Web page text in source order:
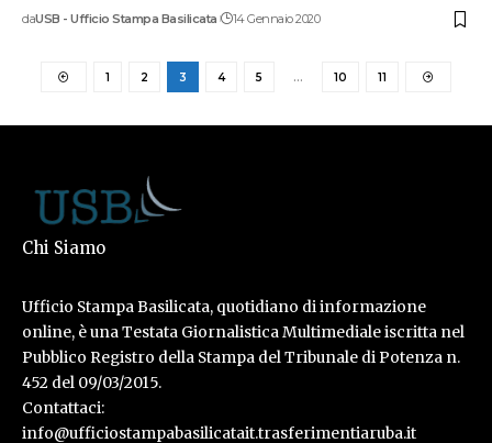
daUSB - Ufficio Stampa Basilicata 14 Gennaio 2020
1 2 3 4 5 … 10 11
Chi Siamo
Ufficio Stampa Basilicata, quotidiano di informazione
online, è una Testata Giornalistica Multimediale iscritta nel
Pubblico Registro della Stampa del Tribunale di Potenza n.
452 del 09/03/2015.
Contattaci:
info@ufficiostampabasilicatait.trasferimentiaruba.it